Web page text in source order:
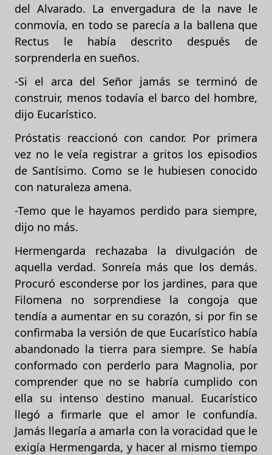
del Alvarado. La envergadura de la nave le
conmovía, en todo se parecía a la ballena que
Rectus le había descrito después de
sorprenderla en sueños.
-Si el arca del Señor jamás se terminó de
construir, menos todavía el barco del hombre,
dijo Eucarístico.
Próstatis reaccionó con candor. Por primera
vez no le veía registrar a gritos los episodios
de Santísimo. Como se le hubiesen conocido
con naturaleza amena.
-Temo que le hayamos perdido para siempre,
dijo no más.
Hermengarda rechazaba la divulgación de
aquella verdad. Sonreía más que los demás.
Procuró esconderse por los jardines, para que
Filomena no sorprendiese la congoja que
tendía a aumentar en su corazón, si por fin se
confirmaba la versión de que Eucarístico había
abandonado la tierra para siempre. Se había
conformado con perderlo para Magnolia, por
comprender que no se habría cumplido con
ella su intenso destino manual. Eucarístico
llegó a firmarle que el amor le confundía.
Jamás llegaría a amarla con la voracidad que le
exigía Hermengarda, y hacer al mismo tiempo